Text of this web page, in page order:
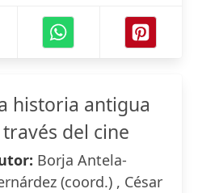
historia antigua
del cine
Borja Antela-
(coord.) , César